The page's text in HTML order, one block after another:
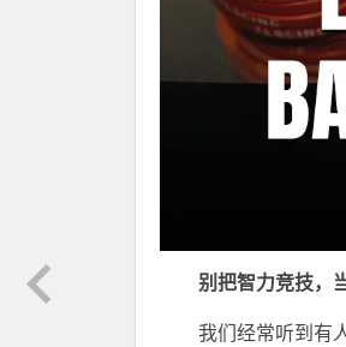
别把智力竞技，
我们经常听到有